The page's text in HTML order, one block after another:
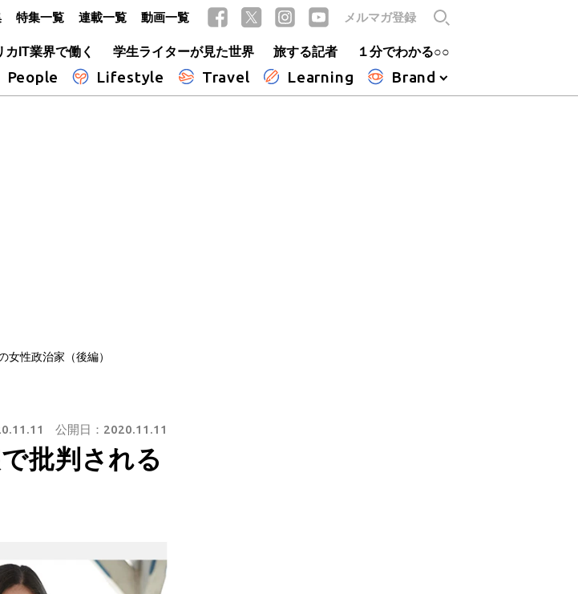
カIT業界で働く
学生ライターが見た世界 旅する記者 １分でわかる○○
People Lifestyle Travel Learning Brand
特集一覧 連載一覧 動画一覧 メルマガ登録
性政治家（後編）
批判される
公開日： 2020.11.11